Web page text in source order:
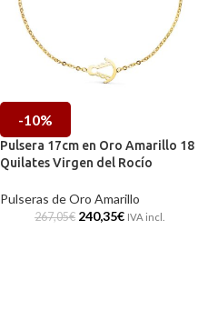
-10%
Pulsera 17cm en Oro Amarillo 18
Quilates Virgen del Rocío
Pulseras de Oro Amarillo
267,05€ 240,35€ IVA incl.